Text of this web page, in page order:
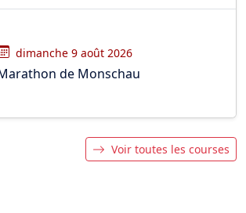
dimanche 9 août 2026
de Monschau
Voir toutes les courses